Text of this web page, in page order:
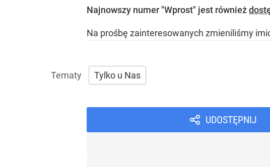
Najnowszy numer "Wprost" jest również
Na prośbę zainteresowanych zmieniliśmy
Tylko u Nas
UDOSTĘPNIJ